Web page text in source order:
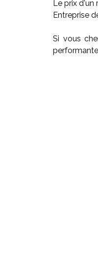
Le prix d'un
Entreprise
Si vous